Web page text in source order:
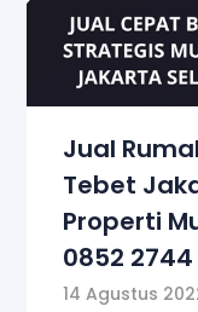
Jual
Tebet
Properti
0852 2744
14 Agustus